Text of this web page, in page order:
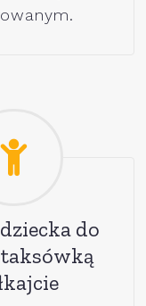
do
taksówką